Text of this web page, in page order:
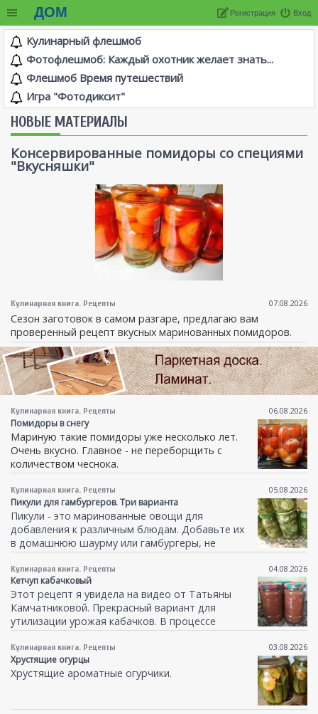
ДОМ Вход
Регистрация
Кулинарный флешмоб
Фотофлешмоб: Каждый охотник желает знать...
Флешмоб Время путешествий
Игра "Фотодиксит"
НОВЫЕ МАТЕРИАЛЫ
Консервированные помидоры со специями
"Вкусняшки"
Кулинарная книга. Рецепты 07.08.2026
Сезон заготовок в самом разгаре, предлагаю вам
проверенный рецепт вкусных маринованных помидоров.
Кулинарная книга. Рецепты 06.08.2026
Помидоры в снегу
Мариную такие помидоры уже несколько лет.
Очень вкусно. Главное - не переборщить с
количеством чеснока.
Кулинарная книга. Рецепты 05.08.2026
Пикули для гамбургеров. Три варианта
Пикули - это маринованные овощи для
добавления к различным блюдам. Добавьте их
в домашнюю шаурму или гамбургеры, не
пожалеете. Мне все варианты нравятся.
Кулинарная книга. Рецепты 04.08.2026
Кетчуп кабачковый
Этот рецепт я увидела на видео от Татьяны
Камчатниковой. Прекрасный вариант для
утилизации урожая кабачков. В процессе
готовки кое-что меняла под себя. Вкус мне
понравился. Беру рецепт в копилку.
Кулинарная книга. Рецепты 03.08.2026
Хрустящие огурцы
Хрустящие ароматные огурчики.